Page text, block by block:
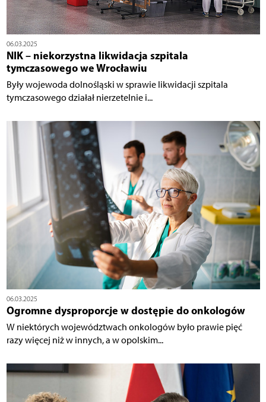
06.03.2025
NIK – niekorzystna likwidacja szpitala
tymczasowego we Wrocławiu
Były wojewoda dolnośląski w sprawie likwidacji szpitala
tymczasowego działał nierzetelnie i...
06.03.2025
Ogromne dysproporcje w dostępie do onkologów
W niektórych województwach onkologów było prawie pięć
razy więcej niż w innych, a w opolskim...